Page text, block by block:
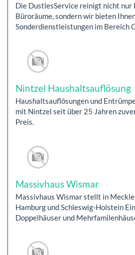
Die DustlesService reinigt nicht nur
Büroräume, sondern wir bieten
Sonderdienstleistungen im Bereich
Nintzel Haushaltsauflösung
Haushaltsauflösungen und
mit Nintzel seit über 25 Jahren
Preis.
Massivhaus Wismar
Massivhaus Wismar stellt in
Hamburg und Schleswig-Holstein
Doppelhäuser und